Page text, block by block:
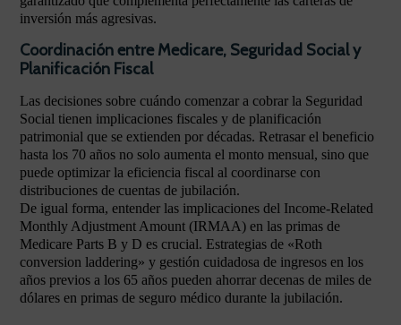
inversión más agresivas.
Coordinación entre Medicare, Seguridad Social y
Planificación Fiscal
Las decisiones sobre cuándo comenzar a cobrar la Seguridad
Social tienen implicaciones fiscales y de planificación
patrimonial que se extienden por décadas. Retrasar el beneficio
hasta los 70 años no solo aumenta el monto mensual, sino que
puede optimizar la eficiencia fiscal al coordinarse con
distribuciones de cuentas de jubilación.
De igual forma, entender las implicaciones del Income-Related
Monthly Adjustment Amount (IRMAA) en las primas de
Medicare Parts B y D es crucial. Estrategias de «Roth
conversion laddering» y gestión cuidadosa de ingresos en los
años previos a los 65 años pueden ahorrar decenas de miles de
dólares en primas de seguro médico durante la jubilación.